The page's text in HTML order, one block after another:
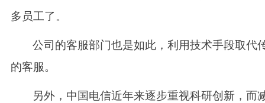
多员工了。
公司的客服部门也是如此，利用技术手段取代
的客服。
另外，中国电信近年来逐步重视科研创新，而